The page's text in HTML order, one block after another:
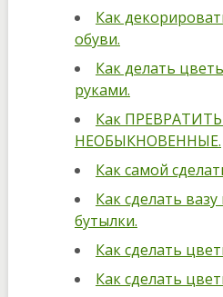
Как
обуви.
Как делать
руками.
Как
НЕОБЫКНОВЕННЫЕ.
Как самой
Как сделать
бутылки.
Как сделать
Как сделать